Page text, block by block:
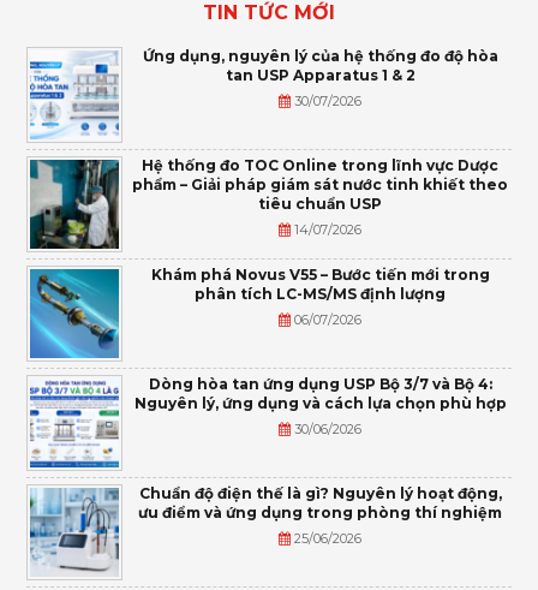
TIN TỨC MỚI
Ứng dụng, nguyên lý của hệ thống đo độ hòa
tan USP Apparatus 1 & 2
30/07/2026
Hệ thống đo TOC Online trong lĩnh vực Dược
phẩm – Giải pháp giám sát nước tinh khiết theo
tiêu chuẩn USP
14/07/2026
Khám phá Novus V55 – Bước tiến mới trong
phân tích LC-MS/MS định lượng
06/07/2026
Dòng hòa tan ứng dụng USP Bộ 3/7 và Bộ 4:
Nguyên lý, ứng dụng và cách lựa chọn phù hợp
30/06/2026
Chuẩn độ điện thế là gì? Nguyên lý hoạt động,
ưu điểm và ứng dụng trong phòng thí nghiệm
25/06/2026